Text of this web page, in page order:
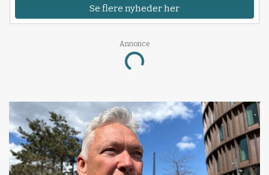
Se flere nyheder her
Annonce
Loading...